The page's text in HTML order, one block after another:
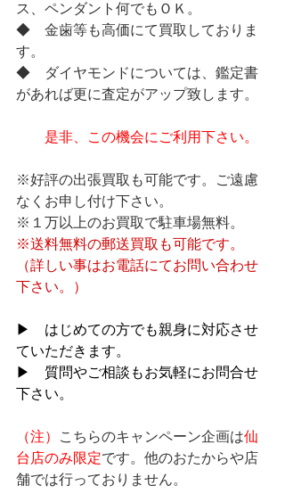
ス、ペンダント何でもＯＫ。
◆　金歯等も高価にて買取しておりま
す。
◆　ダイヤモンドについては、鑑定書
があれば更に査定がアップ致します。
是非、この機会にご利用下さい。
※好評の出張買取も可能です。ご遠慮
なくお申し付け下さい。
※１万以上のお買取で駐車場無料。
※送料無料の郵送買取も可能です。
（詳しい事はお電話にてお問い合わせ
下さい。）
▶　はじめての方でも親身に対応させ
ていただきます。
▶　質問やご相談もお気軽にお問合せ
下さい。
（注） こちらのキャンペーン企画は仙
台店のみ限定です。他のおたからや店
舗では行っておりません。